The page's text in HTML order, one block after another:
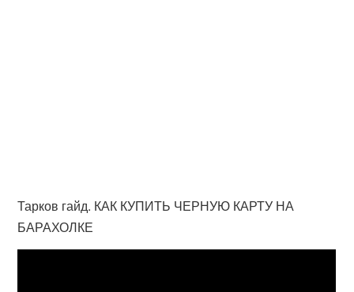
Тарков гайд. КАК КУПИТЬ ЧЕРНУЮ КАРТУ НА
БАРАХОЛКЕ